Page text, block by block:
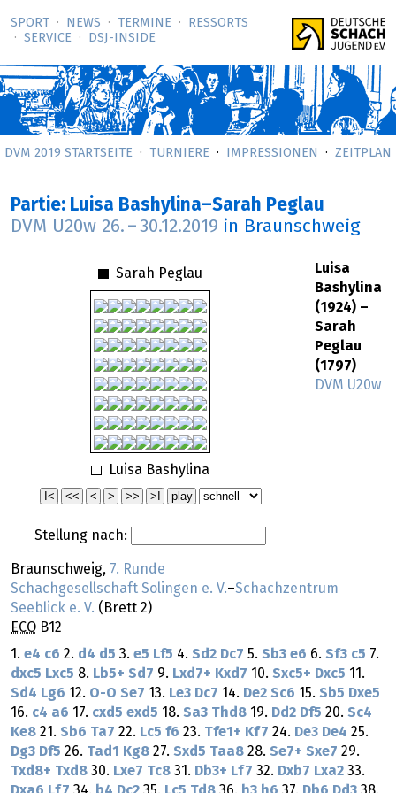
SPORT NEWS TERMINE
RESSORTS
SERVICE
DSJ-­INSIDE
DVM 2019 STARTSEITE TURNIERE IMPRESSIONEN ZEITPLAN
Partie: Luisa Bashylina–Sarah Peglau
DVM U20w 26. – 30.12.2019 in Braunschweig
Sarah Peglau
Luisa Bashylina
Stellung nach:
Luisa
Bashylina
(1924) –
Sarah
Peglau
(1797)
DVM U20w
Braunschweig, 7. Runde
Schachgesellschaft Solingen e. V.–Schachzentrum
Seeblick e. V. (Brett 2)
ECO B12
1. e4 c6 2. d4 d5 3. e5 Lf5 4. Sd2 Dc7 5. Sb3 e6 6. Sf3 c5 7.
dxc5 Lxc5 8. Lb5+ Sd7 9. Lxd7+ Kxd7 10. Sxc5+ Dxc5 11.
Sd4 Lg6 12. O-O Se7 13. Le3 Dc7 14. De2 Sc6 15. Sb5 Dxe5
16. c4 a6 17. cxd5 exd5 18. Sa3 Thd8 19. Dd2 Df5 20. Sc4
Ke8 21. Sb6 Ta7 22. Lc5 f6 23. Tfe1+ Kf7 24. De3 De4 25.
Dg3 Df5 26. Tad1 Kg8 27. Sxd5 Taa8 28. Se7+ Sxe7 29.
Txd8+ Txd8 30. Lxe7 Tc8 31. Db3+ Lf7 32. Dxb7 Lxa2 33.
Dxa6 Lf7 34. b4 Dc2 35. Lc5 Td8 36. h3 h6 37. Db6 Dd3 38.